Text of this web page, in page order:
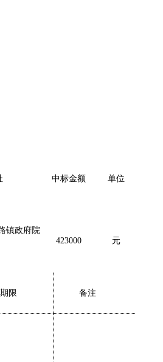
中标金额 单位
镇政府院
423000 元
限 备注